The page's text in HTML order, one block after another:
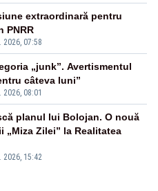
2026, 07:58
extraordinară pentru
PNRR
2026, 08:01
„junk”. Avertismentul
câteva luni”
2026, 15:42
planul lui Bolojan. O nouă
Zilei” la Realitatea